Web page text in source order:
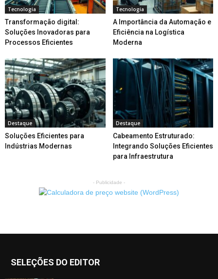
Tecnologia
Transformação digital:
Soluções Inovadoras para
Processos Eficientes
Tecnologia
A Importância da Automação e
Eficiência na Logística
Moderna
Destaque
Soluções Eficientes para
Indústrias Modernas
Destaque
Cabeamento Estruturado:
Integrando Soluções Eficientes
para Infraestrutura
- Publicidade -
SELEÇÕES DO EDITOR